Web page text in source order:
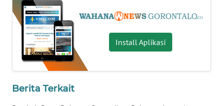
Install Aplikasi
Berita Terkait
WN
BANTEN
WN
NTT
WN